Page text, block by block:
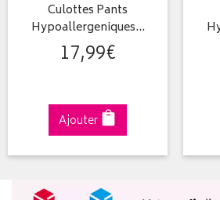
Culottes Pants
Hypoallergeniques…
17,99€
Ajouter